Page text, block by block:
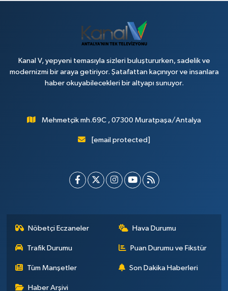
Kanal V, yepyeni temasıyla sizleri buluştururken, sadelik ve
modernizmi bir araya getiriyor. Şatafattan kaçınıyor ve insanlara
haber okuyabilecekleri bir altyapı sunuyor.
Mehmetçik mh.69C , 07300 Muratpaşa/Antalya
[email protected]
Nöbetçi Eczaneler Hava Durumu
Trafik Durumu Puan Durumu ve Fikstür
Tüm Manşetler Son Dakika Haberleri
Haber Arşivi